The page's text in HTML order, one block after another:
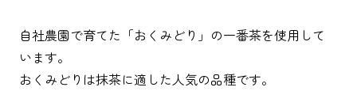
自社農園で育てた「おくみどり」の一番茶を使用して
います。
おくみどりは抹茶に適した人気の品種です。